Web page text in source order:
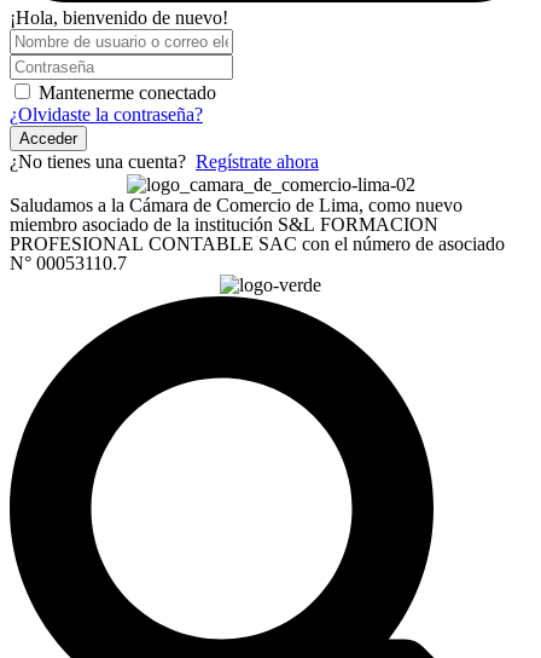
¡Hola, bienvenido de nuevo!
Mantenerme conectado
¿Olvidaste la contraseña?
Acceder
¿No tienes una cuenta? Regístrate ahora
Saludamos a la Cámara de Comercio de Lima, como nuevo
miembro asociado de la institución S&L FORMACION
PROFESIONAL CONTABLE SAC con el número de asociado
N° 00053110.7